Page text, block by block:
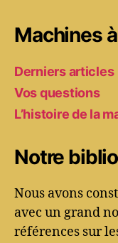
Machines
Derniers articles
Vos questions
L’histoire de la
Notre
Nous avons
avec un grand
références sur